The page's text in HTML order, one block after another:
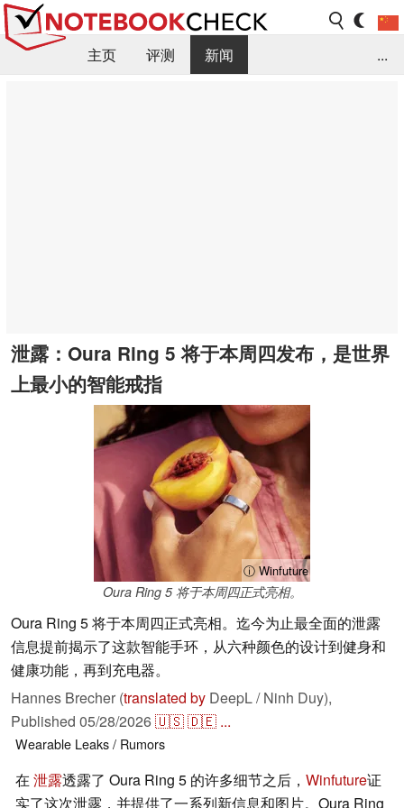
主页 评测
新闻
...
泄露：Oura Ring 5 将于本周四发布，是世界
上最小的智能戒指
ⓘ Winfuture
Oura Ring 5 将于本周四正式亮相。
Oura Ring 5 将于本周四正式亮相。迄今为止最全面的泄露
信息提前揭示了这款智能手环，从六种颜色的设计到健身和
健康功能，再到充电器。
Hannes Brecher (translated by DeepL / Ninh Duy),
Published 05/28/2026🇺🇸🇩🇪 ...
Wearable Leaks / Rumors
在 泄露透露了 Oura Ring 5 的许多细节之后， Winfuture证
实了这次泄露，并提供了一系列新信息和图片。Oura Ring